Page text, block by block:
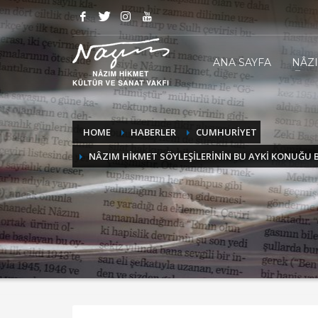
ANA SAYFA
HOME HABERLER
CUMHURİYET
NÂZIM HİKMET SÖYLEŞİLERİNİN BU AYKİ KONUĞU